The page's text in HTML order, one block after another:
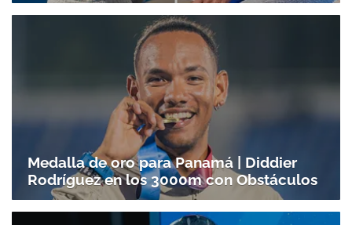
Medalla de oro para Panamá | Diddier
Rodríguez en los 3000m con Obstáculos